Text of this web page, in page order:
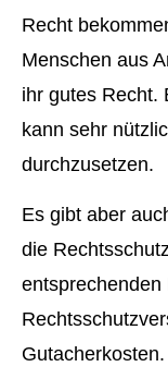
Recht
Menschen aus
ihr gutes Recht.
kann sehr
durchzusetzen.
Es gibt aber
die
Gutacherkosten.